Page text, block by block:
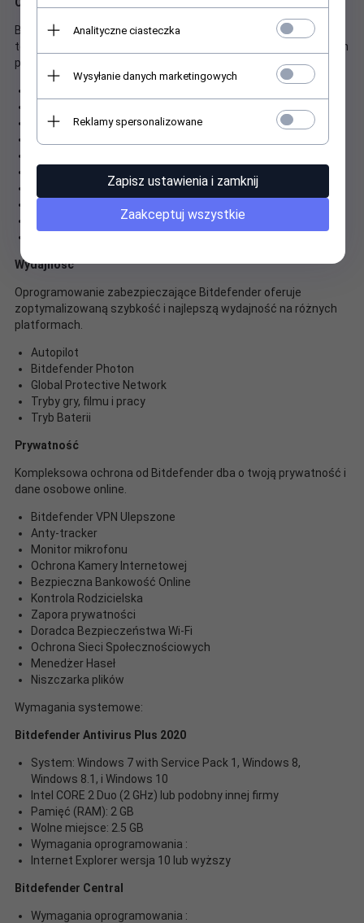
Bitdefender konsekwentnie zapewnia najlepszą ochronę w
testach wykrywania złośliwego oprogramowania prowadzonych
przez niezależne laboratoria.
Zaawansowana Ochrona przed Zagrożeniami
Wielowarstwowa Ochrona przed Ransomware
Anty-Fraud
Wydajność
Oprogramowanie zabezpieczające Bitdefender oferuje
zoptymalizowaną szybkość i najlepszą wydajność na różnych
platformach.
Autopilot
Bitdefender Photon
Global Protective Network
Tryby gry, filmu i pracy
Tryb Baterii
Prywatność
Kompleksowa ochrona od Bitdefender dba o twoją prywatność i
dane osobowe online.
Bitdefender VPN Ulepszone
Anty-tracker
Monitor mikrofonu
Ochrona Kamery Internetowej
Bezpieczna Bankowość Online
Kontrola Rodzicielska
Zapora prywatności
Doradca Bezpieczeństwa Wi-Fi
Ochrona Sieci Społecznościowych
Menedżer Haseł
Niszczarka plików
Wymagania systemowe:
Bitdefender Antivirus Plus 2020
System: Windows 7 with Service Pack 1, Windows 8,
Windows 8.1, i Windows 10
Intel CORE 2 Duo (2 GHz) lub podobny innej firmy
Pamięć (RAM): 2 GB
Wolne miejsce: 2.5 GB
Wymagania oprogramowania :
Internet Explorer wersja 10 lub wyższy
Bitdefender Central
Wymagania oprogramowania :
Analityczne ciasteczka
Wysyłanie danych marketingowych
Reklamy spersonalizowane
Zapisz ustawienia i zamknij
Zaakceptuj wszystkie